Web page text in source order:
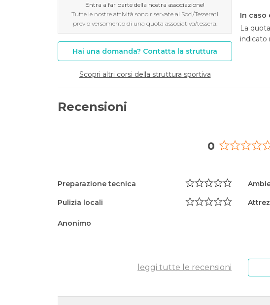
Entra a far parte della nostra associazione!
Tutte le nostre attività sono riservate ai Soci/Tesserati
previo versamento di una quota associativa/tessera.
Hai una domanda? Contatta la struttura
Scopri altri corsi della struttura sportiva
In caso
La
indicato
Recensioni
0
Preparazione tecnica
Pulizia locali
Anonimo
leggi tutte le recensioni